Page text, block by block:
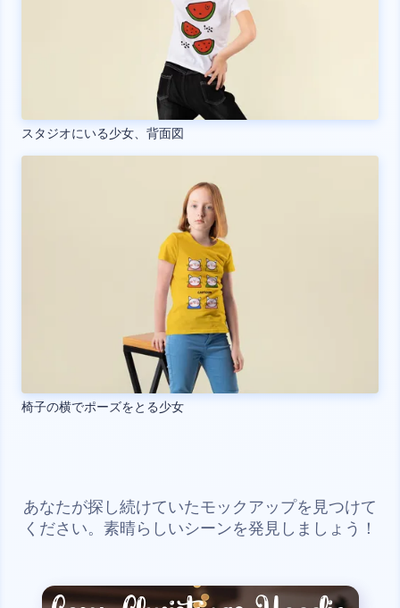
スタジオにいる少女、背面図
椅子の横でポーズをとる少女
あなたが探し続けていたモックアップを見つけて
ください。素晴らしいシーンを発見しましょう！